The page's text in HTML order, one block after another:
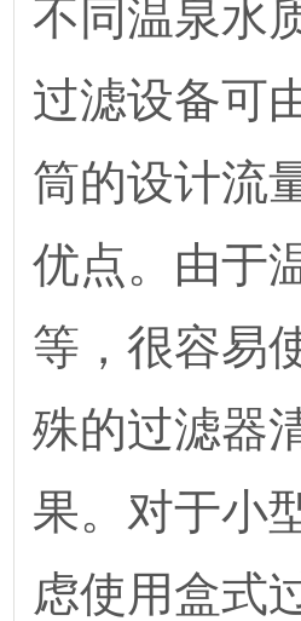
不同温泉水
过滤设备可
筒的设计流
优点。由于
等，很容易
殊的过滤器
果。对于小
虑使用盒式